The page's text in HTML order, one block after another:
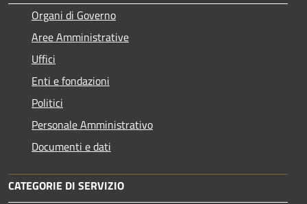
Organi di Governo
Aree Amministrative
Uffici
Enti e fondazioni
Politici
Personale Amministrativo
Documenti e dati
CATEGORIE DI SERVIZIO